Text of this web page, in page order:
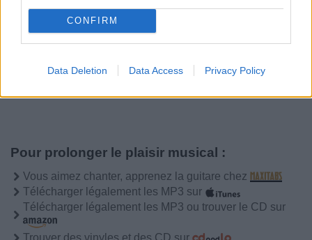
CONFIRM
Data Deletion Data Access Privacy Policy
Pour prolonger le plaisir musical :
Vous aimez chanter, apprenez la guitare chez
Télécharger légalement les MP3 sur
Télécharger légalement les MP3 ou trouver le CD sur
Trouver des vinyles et des CD sur